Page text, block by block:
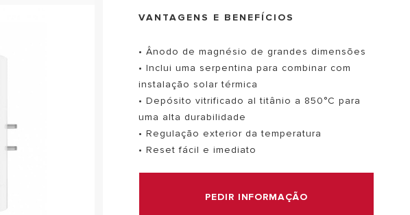
VER MAIS
VANTAGENS E BENEFÍCIOS
• Ânodo de magnésio de grandes dimensões
• Inclui uma serpentina para combinar com
instalação solar térmica
• Depósito vitrificado al titânio a 850°C para
uma alta durabilidade
• Regulação exterior da temperatura
• Reset fácil e imediato
PEDIR INFORMAÇÃO